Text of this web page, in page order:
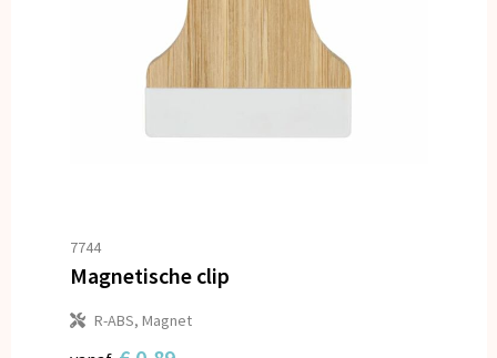
7744
Magnetische clip
R-ABS, Magnet